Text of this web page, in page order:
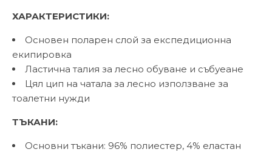
ХАРАКТЕРИСТИКИ:
Основен поларен слой за експедиционна
екипировка
Ластична талия за лесно обуване и събуеане
Цял цип на чатала за лесно използване за
тоалетни нужди
ТЪКАНИ:
Основни тъкани: 96% полиестер, 4% еластан